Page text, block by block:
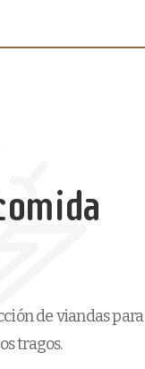
de viandas para
tragos.